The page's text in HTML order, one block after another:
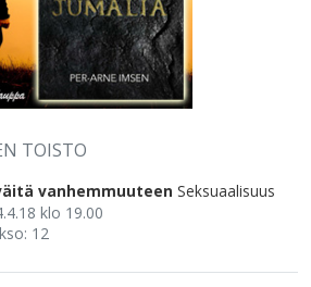
TOISTO
vanhemmuuteen Seksuaalisuus
klo 19.00
12